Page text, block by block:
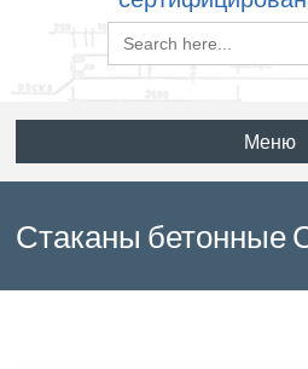
Search
for:
Меню
Стаканы бетонные